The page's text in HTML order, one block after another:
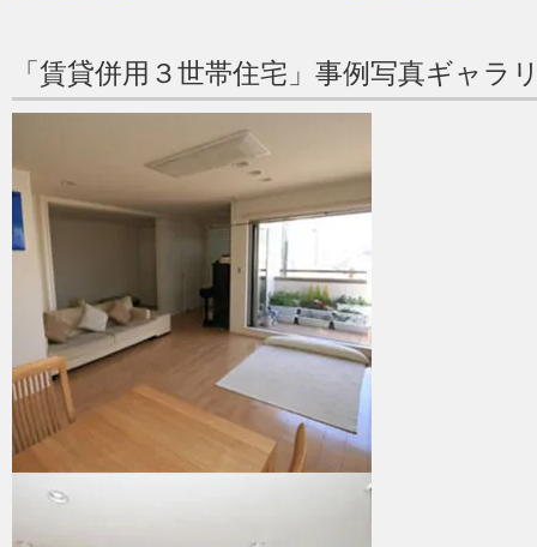
「賃貸併用３世帯住宅」事例写真ギャラ